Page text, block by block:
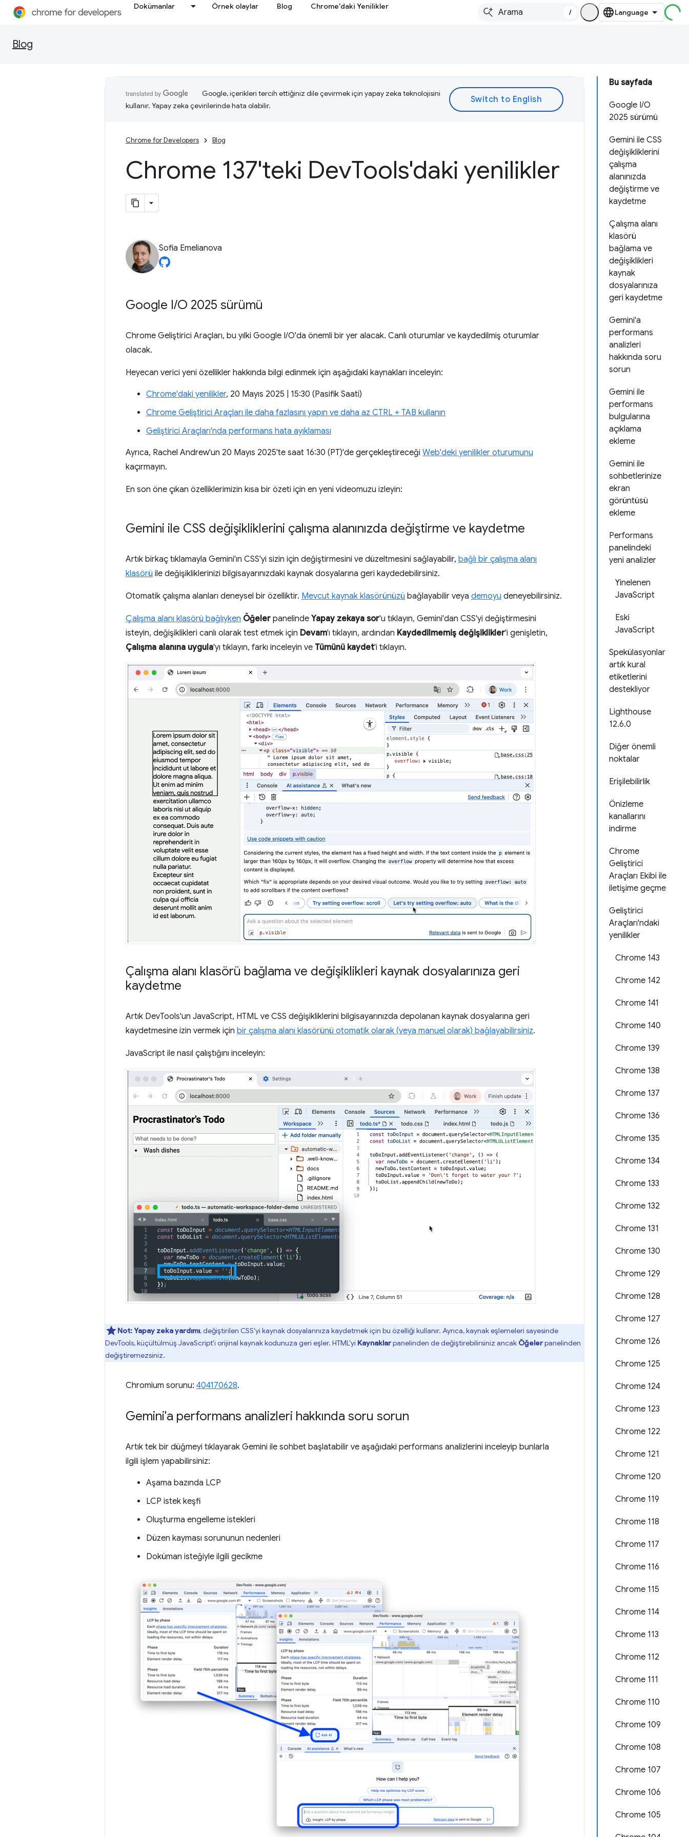
Dokümanlar Örnek olaylar Blog Chrome'daki Yenilikler
/
Blog
Bu sayfada
Google I/O
2025 sürümü
Gemini ile CSS
değişikliklerini
çalışma
alanınızda
değiştirme ve
kaydetme
Çalışma alanı
klasörü
bağlama ve
değişiklikleri
kaynak
dosyalarınıza
geri kaydetme
Gemini'a
performans
analizleri
hakkında soru
sorun
Gemini ile
performans
bulgularına
açıklama
ekleme
Gemini ile
sohbetlerinize
ekran
görüntüsü
ekleme
Performans
panelindeki
yeni analizler
Yinelenen
JavaScript
Eski
JavaScript
Spekülasyonlar
artık kural
etiketlerini
destekliyor
Lighthouse
12.6.0
Diğer önemli
noktalar
Erişilebilirlik
Önizleme
kanallarını
indirme
Chrome
Geliştirici
Araçları Ekibi ile
iletişime geçme
Geliştirici
Araçları'ndaki
yenilikler
Chrome 143
Chrome 142
Chrome 141
Chrome 140
Chrome 139
Chrome 138
Chrome 137
Chrome 136
Chrome 135
Chrome 134
Chrome 133
Chrome 132
Chrome 131
Chrome 130
Chrome 129
Chrome 128
Chrome 127
Chrome 126
Chrome 125
Chrome 124
Chrome 123
Chrome 122
Chrome 121
Chrome 120
Chrome 119
Chrome 118
Chrome 117
Chrome 116
Chrome 115
Chrome 114
Chrome 113
Chrome 112
Chrome 111
Chrome 110
Chrome 109
Chrome 108
Chrome 107
Chrome 106
Chrome 105
Google, içerikleri tercih ettiğiniz dile çevirmek için yapay zeka teknolojisini
kullanır. Yapay zeka çevirilerinde hata olabilir.
Chrome for Developers Blog
Chrome 137'teki DevTools'daki yenilikler
Sofia Emelianova
Google I/O 2025 sürümü
Chrome Geliştirici Araçları, bu yılki Google I/O'da önemli bir yer alacak. Canlı oturumlar ve kaydedilmiş oturumlar
olacak.
Heyecan verici yeni özellikler hakkında bilgi edinmek için aşağıdaki kaynakları inceleyin:
Chrome'daki yenilikler, 20 Mayıs 2025 | 15:30 (Pasifik Saati)
Chrome Geliştirici Araçları ile daha fazlasını yapın ve daha az CTRL + TAB kullanın
Geliştirici Araçları'nda performans hata ayıklaması
Ayrıca, Rachel Andrew'un 20 Mayıs 2025'te saat 16:30 (PT)'de gerçekleştireceği Web'deki yenilikler oturumunu
kaçırmayın.
En son öne çıkan özelliklerimizin kısa bir özeti için en yeni videomuzu izleyin:
Gemini ile CSS değişikliklerini çalışma alanınızda değiştirme ve kaydetme
Artık birkaç tıklamayla Gemini'ın CSS'yi sizin için değiştirmesini ve düzeltmesini sağlayabilir, bağlı bir çalışma alanı
klasörü ile değişikliklerinizi bilgisayarınızdaki kaynak dosyalarına geri kaydedebilirsiniz.
Otomatik çalışma alanları deneysel bir özelliktir. Mevcut kaynak klasörünüzü bağlayabilir veya demoyu deneyebilirsiniz.
Çalışma alanı klasörü bağlıyken Öğeler panelinde Yapay zekaya sor'u tıklayın, Gemini'dan CSS'yi değiştirmesini
isteyin, değişiklikleri canlı olarak test etmek için Devam'ı tıklayın, ardından Kaydedilmemiş değişiklikler'i genişletin,
Çalışma alanına uygula'yı tıklayın, farkı inceleyin ve Tümünü kaydet'i tıklayın.
Çalışma alanı klasörü bağlama ve değişiklikleri kaynak dosyalarınıza geri
kaydetme
Artık DevTools'un JavaScript, HTML ve CSS değişikliklerini bilgisayarınızda depolanan kaynak dosyalarına geri
kaydetmesine izin vermek için bir çalışma alanı klasörünü otomatik olarak (veya manuel olarak) bağlayabilirsiniz.
JavaScript ile nasıl çalıştığını inceleyin:
Not:Yapay zeka yardımı, değiştirilen CSS'yi kaynak dosyalarınıza kaydetmek için bu özelliği kullanır. Ayrıca, kaynak eşlemeleri sayesinde
DevTools, küçültülmüş JavaScript'i orijinal kaynak kodunuza geri eşler. HTML'yi Kaynaklarpanelinden de değiştirebilirsiniz ancak Öğelerpanelinden
değiştiremezsiniz.
Chromium sorunu: 404170628.
Gemini'a performans analizleri hakkında soru sorun
Artık tek bir düğmeyi tıklayarak Gemini ile sohbet başlatabilir ve aşağıdaki performans analizlerini inceleyip bunlarla
ilgili işlem yapabilirsiniz:
Aşama bazında LCP
LCP istek keşfi
Oluşturma engelleme istekleri
Düzen kayması sorununun nedenleri
Doküman isteğiyle ilgili gecikme